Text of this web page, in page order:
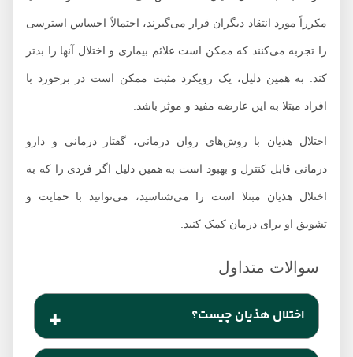
مکرراً مورد انتقاد دیگران قرار می‌گیرند، احتمالاً احساس استرسی
را تجربه می‌کنند که ممکن است علائم بیماری و اختلال آنها را بدتر
کند. به همین دلیل، یک رویکرد مثبت ممکن است در برخورد با
افراد مبتلا به این عارضه مفید و موثر باشد.
اختلال هذیان با روش‌های روان درمانی، گفتار درمانی و دارو
درمانی قابل کنترل و بهبود است به همین دلیل اگر فردی را که به
اختلال هذیان مبتلا است را می‌شناسید، می‌توانید با حمایت و
تشویق او برای درمان کمک کنید.
اختلال هذیان چیست؟
ختلال هذیان نوعی اختلال روانپریشی است که از